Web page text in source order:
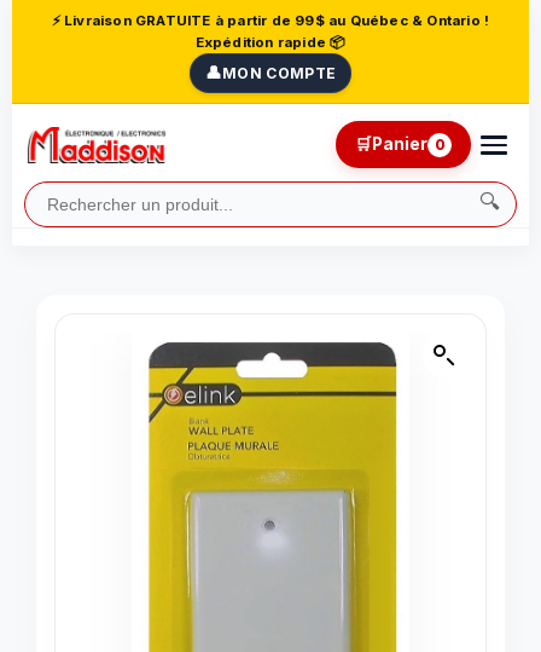
⚡ Livraison GRATUITE à partir de 99$ au Québec & Ontario !
Expédition rapide 📦
👤MON COMPTE
🔍
🛒Panier 0